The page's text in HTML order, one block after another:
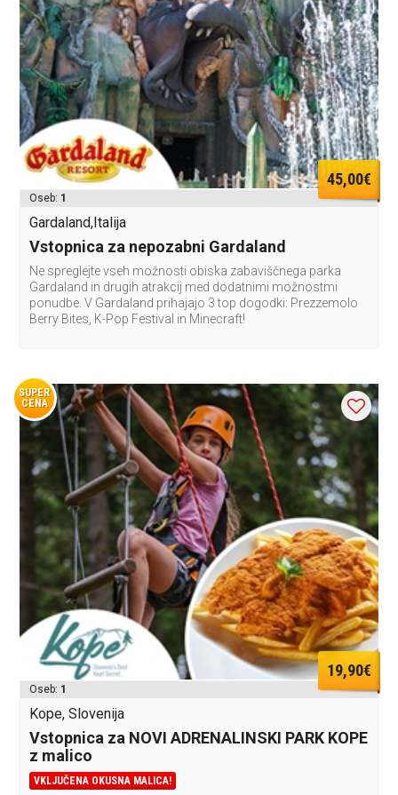
45,00€
Oseb: 1
Gardaland,Italija
Vstopnica za nepozabni Gardaland
Ne spreglejte vseh možnosti obiska zabaviščnega parka
Gardaland in drugih atrakcij med dodatnimi možnostmi
ponudbe. V Gardaland prihajajo 3 top dogodki: Prezzemolo
Berry Bites, K-Pop Festival in Minecraft!
SUPER
CENA
19,90€
Oseb: 1
Kope, Slovenija
Vstopnica za NOVI ADRENALINSKI PARK KOPE
z malico
VKLJUČENA OKUSNA MALICA!